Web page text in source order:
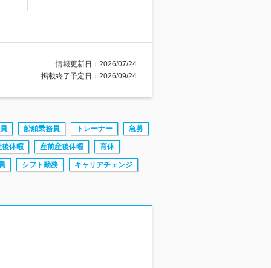
情報更新日：2026/07/24
掲載終了予定日：2026/09/24
船舶乗務員 トレーナー 急募
後休暇 産前産後休暇 育休
シフト勤務 キャリアチェンジ